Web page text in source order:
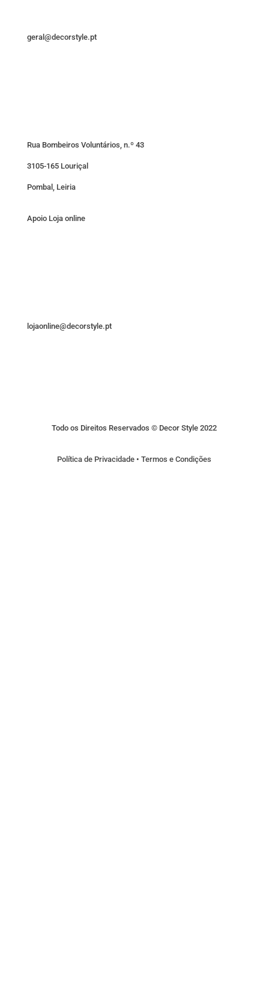
geral@decorstyle.pt
Rua Bombeiros Voluntários, n.º 43
3105-165 Louriçal
Pombal, Leiria
Apoio Loja online
lojaonline@decorstyle.pt
Todo os Direitos Reservados © Decor Style 2022
Política de Privacidade •Termos e Condições